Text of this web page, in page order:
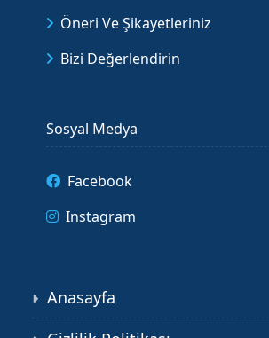
Öneri Ve Şikayetleriniz
Bizi Değerlendirin
Sosyal Medya
Facebook
Instagram
Anasayfa